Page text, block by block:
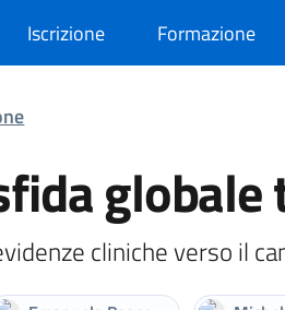
Iscrizione Formazione
cliniche verso il